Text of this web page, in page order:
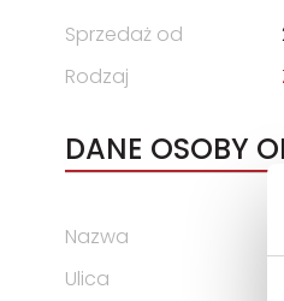
Sprzedaż od
Rodzaj
DANE OSOBY
Nazwa
Ulica